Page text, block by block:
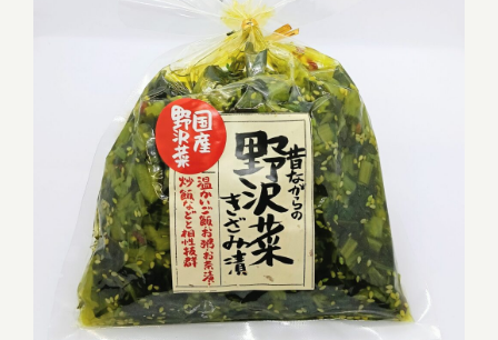
昔ながらの野沢菜きざみ漬